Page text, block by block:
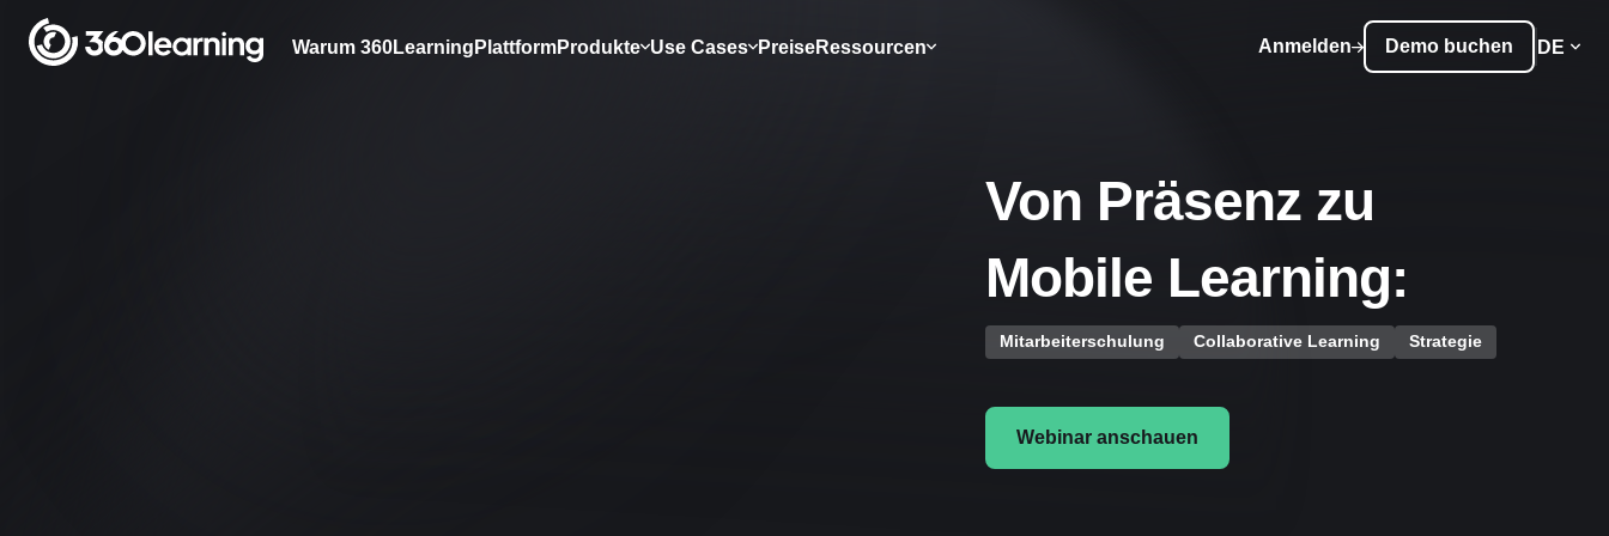
Warum 360Learning PlattformProdukte Use Cases PreiseRessourcen Anmelden Demo buchen DE
Von Präsenz zu
Mobile Learning:
Mitarbeiterschulung Collaborative Learning Strategie
Webinar anschauen